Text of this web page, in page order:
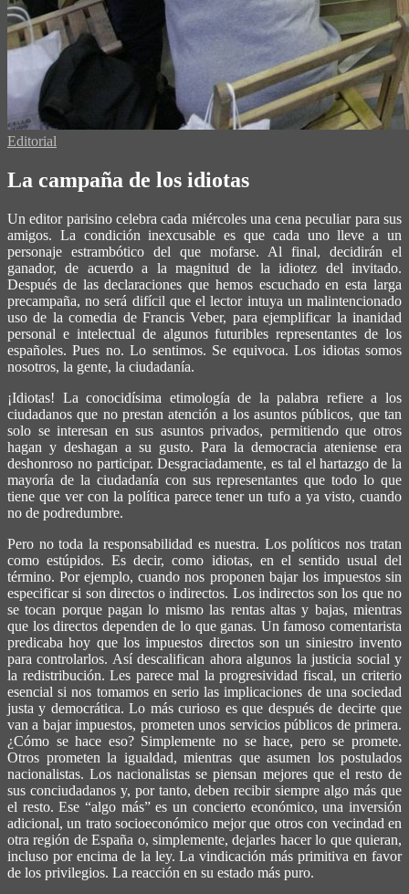
Editorial
La campaña de los idiotas
Un editor parisino celebra cada miércoles una cena peculiar para sus
amigos. La condición inexcusable es que cada uno lleve a un
personaje estrambótico del que mofarse. Al final, decidirán el
ganador, de acuerdo a la magnitud de la idiotez del invitado.
Después de las declaraciones que hemos escuchado en esta larga
precampaña, no será difícil que el lector intuya un malintencionado
uso de la comedia de Francis Veber, para ejemplificar la inanidad
personal e intelectual de algunos futuribles representantes de los
españoles. Pues no. Lo sentimos. Se equivoca. Los idiotas somos
nosotros, la gente, la ciudadanía.
¡Idiotas! La conocidísima etimología de la palabra refiere a los
ciudadanos que no prestan atención a los asuntos públicos, que tan
solo se interesan en sus asuntos privados, permitiendo que otros
hagan y deshagan a su gusto. Para la democracia ateniense era
deshonroso no participar. Desgraciadamente, es tal el hartazgo de la
mayoría de la ciudadanía con sus representantes que todo lo que
tiene que ver con la política parece tener un tufo a ya visto, cuando
no de podredumbre.
Pero no toda la responsabilidad es nuestra. Los políticos nos tratan
como estúpidos. Es decir, como idiotas, en el sentido usual del
término. Por ejemplo, cuando nos proponen bajar los impuestos sin
especificar si son directos o indirectos. Los indirectos son los que no
se tocan porque pagan lo mismo las rentas altas y bajas, mientras
que los directos dependen de lo que ganas. Un famoso comentarista
predicaba hoy que los impuestos directos son un siniestro invento
para controlarlos. Así descalifican ahora algunos la justicia social y
la redistribución. Les parece mal la progresividad fiscal, un criterio
esencial si nos tomamos en serio las implicaciones de una sociedad
justa y democrática. Lo más curioso es que después de decirte que
van a bajar impuestos, prometen unos servicios públicos de primera.
¿Cómo se hace eso? Simplemente no se hace, pero se promete.
Otros prometen la igualdad, mientras que asumen los postulados
nacionalistas. Los nacionalistas se piensan mejores que el resto de
sus conciudadanos y, por tanto, deben recibir siempre algo más que
el resto. Ese “algo más” es un concierto económico, una inversión
adicional, un trato socioeconómico mejor que otros con vecindad en
otra región de España o, simplemente, dejarles hacer lo que quieran,
incluso por encima de la ley. La vindicación más primitiva en favor
de los privilegios. La reacción en su estado más puro.